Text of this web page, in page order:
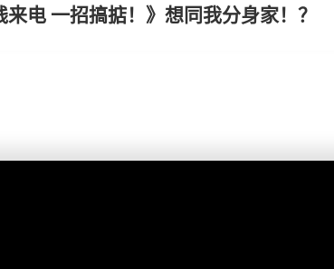
来电 一招搞掂！》想同我分身家！？